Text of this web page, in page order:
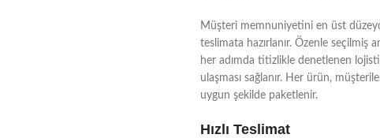
Müşteri memnuniyetini en üst
teslimata hazırlanır. Özenle seçilmiş
her adımda titizlikle denetlenen
ulaşması sağlanır. Her ürün,
uygun şekilde paketlenir.
Hızlı Teslimat